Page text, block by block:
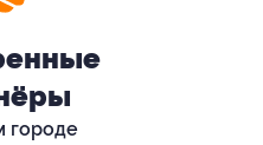
городе